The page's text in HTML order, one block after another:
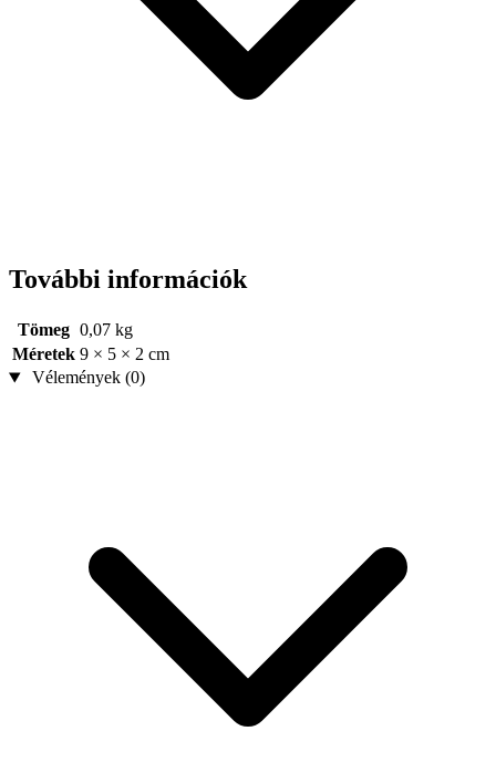
További információk
Tömeg 0,07 kg
Méretek 9 × 5 × 2 cm
Vélemények (0)